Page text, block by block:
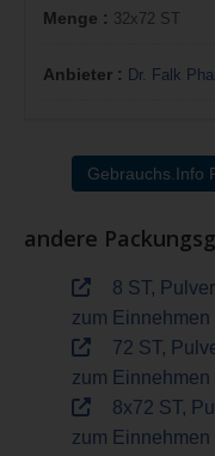
Menge : 32x72 ST
Anbieter : Dr. Falk
Gebrauchs.Info
andere
8 ST,
zum
72 ST,
zum
8x72 ST,
zum